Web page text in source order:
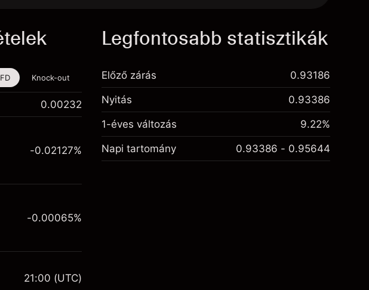
és Knock-
Knock-out
0.00232
£1,000.00
-0.02127%
-0.00065%
21:00 (UTC)
Legfontosabb statisztikák
Előző zárás 0.93186
Nyitás 0.93386
1-éves változás 9.22%
Napi tartomány 0.93386 - 0.95644